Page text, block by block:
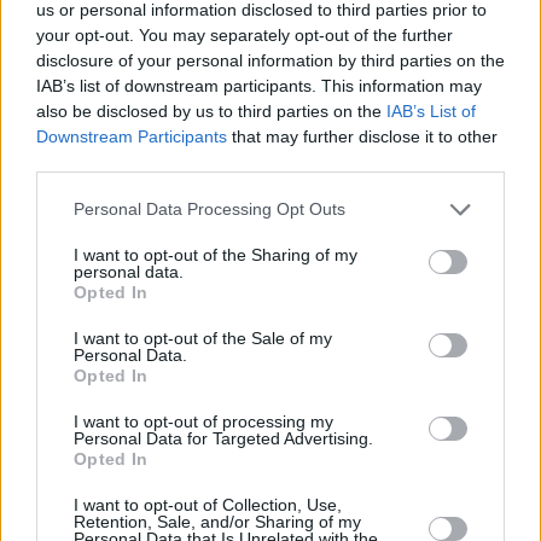
us or personal information disclosed to third parties prior to
your opt-out. You may separately opt-out of the further
disclosure of your personal information by third parties on the
IAB’s list of downstream participants. This information may
also be disclosed by us to third parties on the IAB’s List of
Downstream Participants that may further disclose it to other
Personal Data Processing Opt Outs
I want to opt-out of the Sharing of my
personal data.
Opted In
I want to opt-out of the Sale of my
Personal Data.
Opted In
I want to opt-out of processing my
Personal Data for Targeted Advertising.
Opted In
I want to opt-out of Collection, Use,
Retention, Sale, and/or Sharing of my
Επιτακτική ανάγκη θεωρεί ο γ.γ. του ΟΟΣΑ Άνχελ Γκουρία την
ελάφρυνση του χρέους. Σε συνέντευξή του στην Καθημερινή τονίζει
ότι…
Σαρωτικές αλλαγές στο Δημόσιο
ΕΙΔΉΣΕΙΣ 5 Ιουνίου, 2016
θεσμικό πλαίσιο για την κινητικότητα, που αναμένεται να ψηφιστεί
εντός του…
Παράταση στις αιτήσεις για το νέο ΕΣΠΑ
ΕΙΔΉΣΕΙΣ 5 Ιουνίου, 2016